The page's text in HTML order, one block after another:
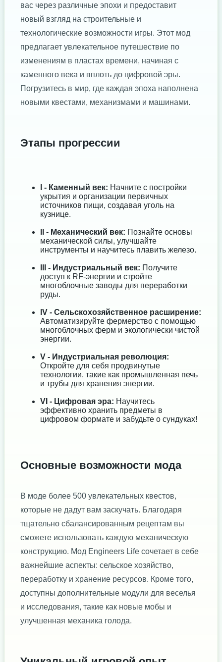
вас через различные эпохи и предоставит
новый взгляд на строительные и
технологические возможности игры. Этот мод
предлагает увлекательное путешествие по
изменениям в пластах времени, начиная с
каменного века и вплоть до цифровой эры.
Погрузитесь в мир, где каждая эпоха наполнена
новыми квестами, механизмами и машинами.
Этапы прогрессии
I - Каменный век: Начните с постройки
укрытия и организации первичных
источников пищи, создавая уголь на
кузнице.
II - Механический век: Познайте основы
механической силы, улучшайте
инструменты и научитесь плавить железо.
III - Индустриальный век: Получите
доступ к RF-энергии и стройте
многоблочные заводы для переработки
руды.
IV - Сельскохозяйственное расширение:
Автоматизируйте фермерство с помощью
многоблочных ферм и экологически чистой
энергии.
V - Индустриальная революция:
Откройте для себя продвинутые
технологии, такие как промышленная печь
и трубы для хранения энергии.
VI - Цифровая эра: Научитесь
эффективно хранить предметы в
цифровом формате и забудьте о сундуках!
Основные возможности мода
В моде более 500 увлекательных квестов,
которые не дадут вам заскучать. Благодаря
тщательно сбалансированным рецептам вы
сможете использовать каждую механическую
конструкцию. Мод Engineers Life сочетает в себе
важнейшие аспекты: сельское хозяйство,
переработку и хранение ресурсов. Кроме того,
доступны дополнительные модули для веселья
и исследования, такие как новые мобы и
улучшенная механика голода.